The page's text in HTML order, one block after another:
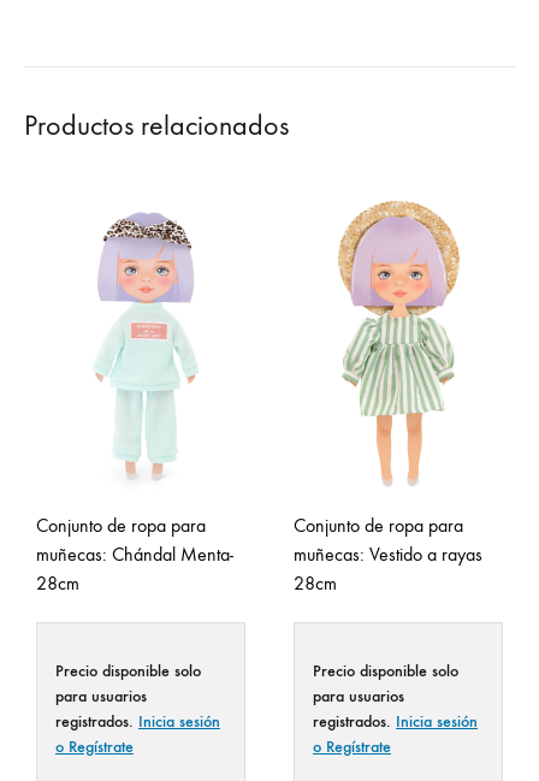
Productos relacionados
Conjunto de ropa para
muñecas: Chándal Menta-
28cm
Precio disponible solo
para usuarios
registrados. Inicia sesión
o Regístrate
Conjunto de ropa para
muñecas: Vestido a rayas
28cm
Precio disponible solo
para usuarios
registrados. Inicia sesión
o Regístrate